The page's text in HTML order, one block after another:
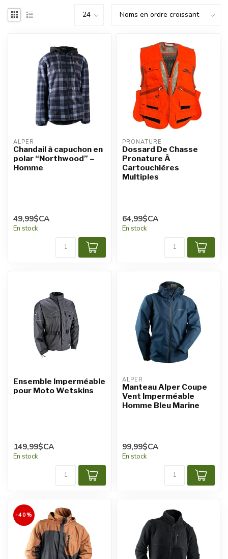
ALPER
Chandail à capuchon en
polar “Northwood” –
Homme
49,99$CA
En stock
PRONATURE
Dossard De Chasse
Pronature À
Cartouchières
Multiples
64,99$CA
En stock
Ensemble Imperméable
pour Moto Wetskins
149,99$CA
En stock
ALPER
Manteau Alper Coupe
Vent Imperméable
Homme Bleu Marine
99,99$CA
En stock
-40%